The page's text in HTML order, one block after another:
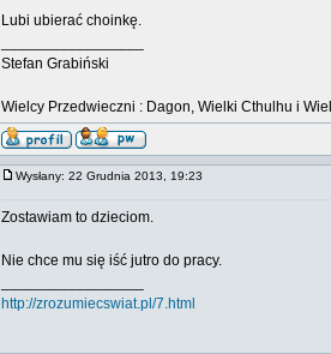
Lubi ubierać choinkę.
Stefan Grabiński
Wielcy Przedwieczni : Dagon, Wielki Cthulhu i
Wysłany: 22 Grudnia 2013, 19:23
Zostawiam to dzieciom.
Nie chce mu się iść jutro do pracy.
http://zrozumiecswiat.pl/7.html